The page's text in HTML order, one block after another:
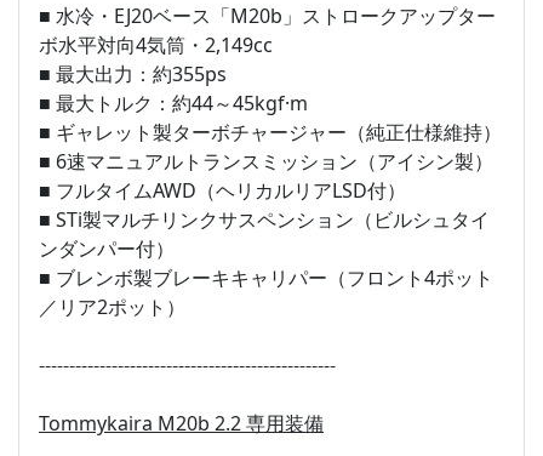
■ 水冷・EJ20ベース「M20b」ストロークアップター
ボ水平対向4気筒・2,149cc
■ 最大出力：約355ps
■ 最大トルク：約44～45kgf·m
■ ギャレット製ターボチャージャー（純正仕様維持）
■ 6速マニュアルトランスミッション（アイシン製）
■ フルタイムAWD（ヘリカルリアLSD付）
■ STi製マルチリンクサスペンション（ビルシュタイ
ンダンパー付）
■ ブレンボ製ブレーキキャリパー（フロント4ポット
／リア2ポット）
-------------------------------------------------
Tommykaira M20b 2.2 専用装備